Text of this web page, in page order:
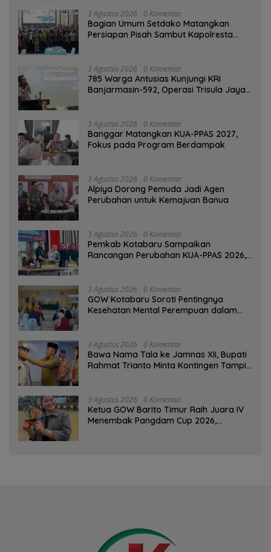
3 Agustus 2026 0 Komentar
Bagian Umum Setdako Matangkan
Persiapan Pisah Sambut Kapolresta
3 Agustus 2026 0 Komentar
785 Warga Antusias Kunjungi KRI
Banjarmasin-592, Operasi Trisula Jaya
3 Agustus 2026 0 Komentar
‎Banggar Matangkan KUA-PPAS 2027,
Fokus pada Program Berdampak
3 Agustus 2026 0 Komentar
‎Alpiya Dorong Pemuda Jadi Agen
Perubahan untuk Kemajuan Banua ‎
3 Agustus 2026 0 Komentar
Pemkab Kotabaru Sampaikan
Rancangan Perubahan KUA-PPAS 2026,
3 Agustus 2026 0 Komentar
GOW Kotabaru Soroti Pentingnya
Kesehatan Mental Perempuan dalam
3 Agustus 2026 0 Komentar
Bawa Nama Tala ke Jamnas XII, Bupati
Rahmat Trianto Minta Kontingen Tampil
3 Agustus 2026 0 Komentar
Ketua GOW Barito Timur Raih Juara IV
Menembak Pangdam Cup 2026,